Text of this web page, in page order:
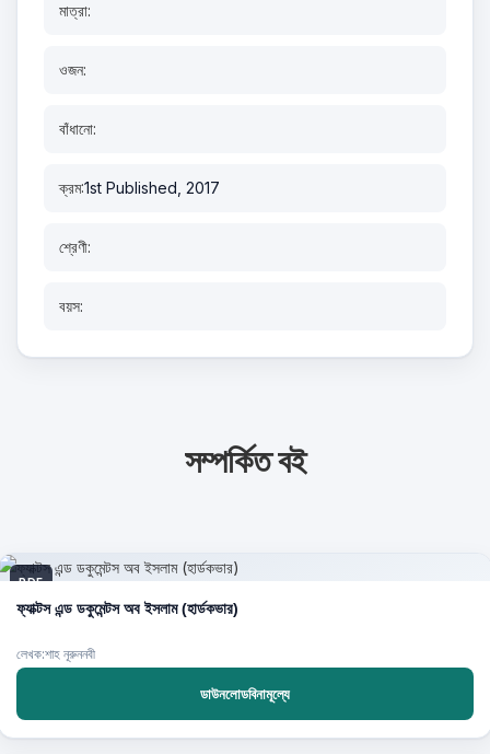
মাত্রা:
ওজন:
বাঁধানো:
ক্রম:1st Published, 2017
শ্রেণী:
বয়স:
সম্পর্কিত বই
PDF
ফ্যাক্টস এন্ড ডকুমেন্টস অব ইসলাম (হার্ডকভার)
লেখক:শাহ নূরুননবী
ডাউনলোডবিনামূল্যে